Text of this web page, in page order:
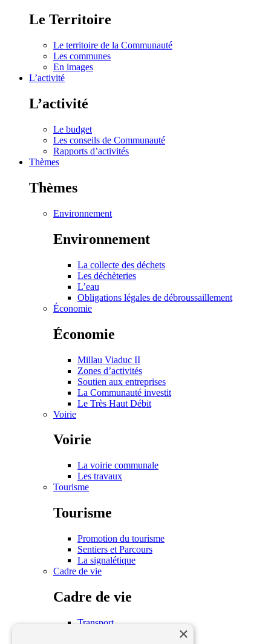
Le Territoire
Le territoire de la Communauté
Les communes
En images
L’activité
L’activité
Le budget
Les conseils de Communauté
Rapports d’activités
Thèmes
Thèmes
Environnement
Environnement
La collecte des déchets
Les déchèteries
L’eau
Obligations légales de débroussaillement
Économie
Économie
Millau Viaduc II
Zones d’activités
Soutien aux entreprises
La Communauté investit
Le Très Haut Débit
Voirie
Voirie
La voirie communale
Les travaux
Tourisme
Tourisme
Promotion du tourisme
Sentiers et Parcours
La signalétique
Cadre de vie
Cadre de vie
Transport
×